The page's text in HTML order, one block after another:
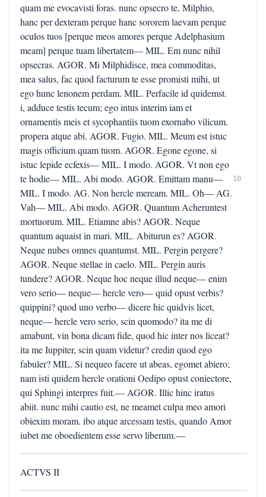
quam me evocavisti foras. nunc opsecro te, Milphio,
hanc per dexteram perque hanc sororem laevam perque
oculos tuos [perque meos amores perque Adelphasium
meam] perque tuam libertatem— MIL. Em nunc nihil
opsecras. AGOR. Mi Milphidisce, mea commoditas,
mea salus, fac quod facturum te esse promisti mihi, ut
ego hunc lenonem perdam. MIL. Perfacile id quidemst.
i, adduce testis tecum; ego intus interim iam et
ornamentis meis et sycophantiis tuom exornabo vilicum.
propera atque abi. AGOR. Fugio. MIL. Meum est istuc
magis officium quam tuom. AGOR. Egone egone, si
istuc lepide ecfexis— MIL. I modo. AGOR. Vt non ego
te hodie— MIL. Abi modo. AGOR. Emittam manu—
MIL. I modo. AG. Non hercle meream. MIL. Oh— AG.
Vah— MIL. Abi modo. AGOR. Quantum Acheruntest
mortuorum. MIL. Etiamne abis? AGOR. Neque
quantum aquaist in mari. MIL. Abiturun es? AGOR.
Neque nubes omnes quantumst. MIL. Pergin pergere?
AGOR. Neque stellae in caelo. MIL. Pergin auris
tundere? AGOR. Neque hoc neque illud neque— enim
vero serio— neque— hercle vero— quid opust verbis?
quippini? quod uno verbo— dicere hic quidvis licet,
neque— hercle vero serio, scin quomodo? ita me di
amabunt, vin bona dicam fide, quod hic inter nos liceat?
ita me Iuppiter, scin quam videtur? credin quod ego
fabuler? MIL. Si nequeo facere ut abeas, egomet abiero;
nam isti quidem hercle orationi Oedipo opust coniectore,
qui Sphingi interpres fuit.— AGOR. Illic hinc iratus
abiit. nunc mihi cautio est, ne meamet culpa meo amori
obiexim moram. ibo atque arcessam testis, quando Amor
iubet me oboedientem esse servo liberum.—
10
ACTVS II